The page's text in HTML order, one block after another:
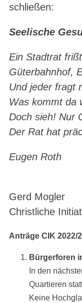
schließen:
Seelische
Ein Stadtrat
Güterbahnhof,
Und jeder fragt
Was kommt da
Doch sieh! Nur
Der Rat hat
Eugen Roth
Gerd Mogler
Christliche
Anträge CIK 2022/
Bürgerforen
In den
Quartieren
Keine